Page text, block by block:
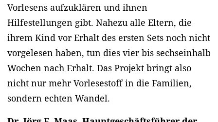
Vorlesens aufzuklären und ihnen
Hilfestellungen gibt. Nahezu alle Eltern, die
ihrem Kind vor Erhalt des ersten Sets noch nicht
vorgelesen haben, tun dies vier bis sechseinhalb
Wochen nach Erhalt. Das Projekt bringt also
nicht nur mehr Vorlesestoff in die Familien,
sondern echten Wandel.